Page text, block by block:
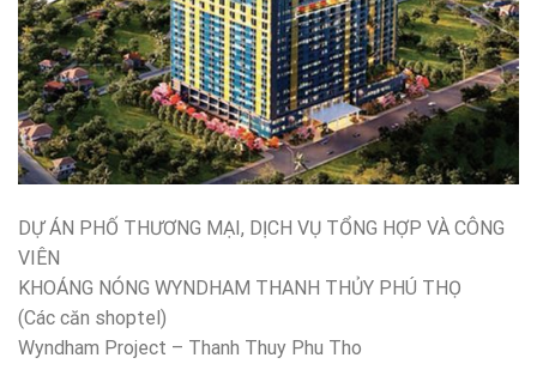
DỰ ÁN PHỐ THƯƠNG MẠI, DỊCH VỤ TỔNG HỢP VÀ CÔNG
VIÊN
KHOÁNG NÓNG WYNDHAM THANH THỦY PHÚ THỌ
(Các căn shoptel)
Wyndham Project – Thanh Thuy Phu Tho